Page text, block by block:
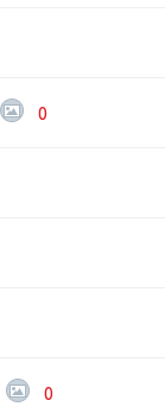
0
0